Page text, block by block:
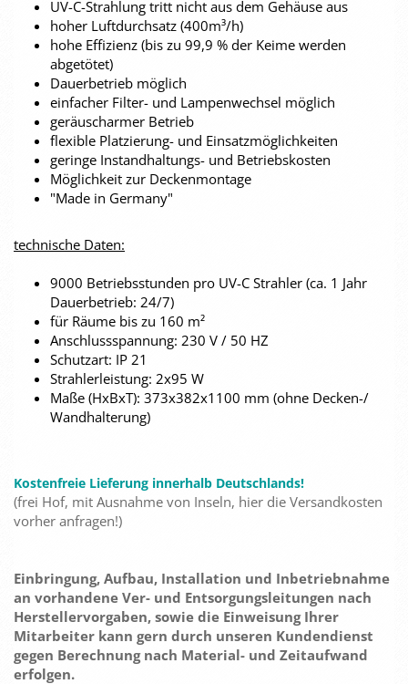
UV-C-Strahlung tritt nicht aus dem Gehäuse aus
hoher Luftdurchsatz (400m³/h)
hohe Effizienz (bis zu 99,9 % der Keime werden
abgetötet)
Dauerbetrieb möglich
einfacher Filter- und Lampenwechsel möglich
geräuscharmer Betrieb
flexible Platzierung- und Einsatzmöglichkeiten
geringe Instandhaltungs- und Betriebskosten
Möglichkeit zur Deckenmontage
"Made in Germany"
technische Daten:
9000 Betriebsstunden pro UV-C Strahler (ca. 1 Jahr
Dauerbetrieb: 24/7)
für Räume bis zu 160 m²
Anschlussspannung: 230 V / 50 HZ
Schutzart: IP 21
Strahlerleistung: 2x95 W
Maße (HxBxT): 373x382x1100 mm (ohne Decken-/
Wandhalterung)
Kostenfreie Lieferung innerhalb Deutschlands!
(frei Hof, mit Ausnahme von Inseln, hier die Versandkosten
vorher anfragen!)
Einbringung, Aufbau, Installation und Inbetriebnahme
an vorhandene Ver- und Entsorgungsleitungen nach
Herstellervorgaben, sowie die Einweisung Ihrer
Mitarbeiter kann gern durch unseren Kundendienst
gegen Berechnung nach Material- und Zeitaufwand
erfolgen.